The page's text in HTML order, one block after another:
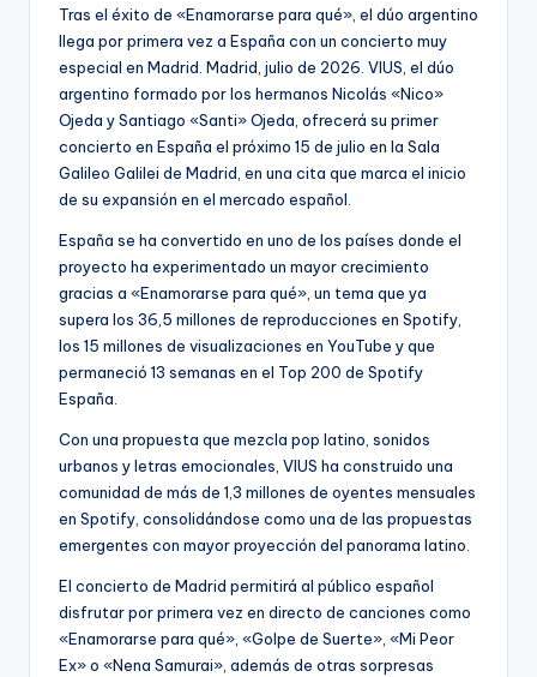
Tras el éxito de «Enamorarse para qué», el dúo argentino
llega por primera vez a España con un concierto muy
especial en Madrid. Madrid, julio de 2026. VIUS, el dúo
argentino formado por los hermanos Nicolás «Nico»
Ojeda y Santiago «Santi» Ojeda, ofrecerá su primer
concierto en España el próximo 15 de julio en la Sala
Galileo Galilei de Madrid, en una cita que marca el inicio
de su expansión en el mercado español.
España se ha convertido en uno de los países donde el
proyecto ha experimentado un mayor crecimiento
gracias a «Enamorarse para qué», un tema que ya
supera los 36,5 millones de reproducciones en Spotify,
los 15 millones de visualizaciones en YouTube y que
permaneció 13 semanas en el Top 200 de Spotify
España.
Con una propuesta que mezcla pop latino, sonidos
urbanos y letras emocionales, VIUS ha construido una
comunidad de más de 1,3 millones de oyentes mensuales
en Spotify, consolidándose como una de las propuestas
emergentes con mayor proyección del panorama latino.
El concierto de Madrid permitirá al público español
disfrutar por primera vez en directo de canciones como
«Enamorarse para qué», «Golpe de Suerte», «Mi Peor
Ex» o «Nena Samurai», además de otras sorpresas